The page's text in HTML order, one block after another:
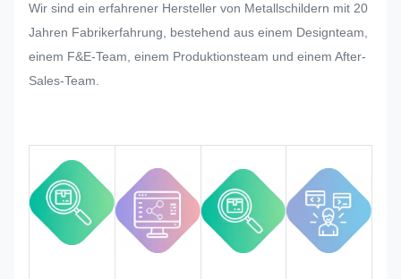
Massenproduktion des
Namensschildes, des
Metallstickers, des Metalllabels und
Wir werden die Qualität während
des gesamten Prozesses
überwachen und kontrollieren, um
sicherzustellen, dass sie den
Wir sind ein erfahrener Hersteller von Metallschildern mit 20
Jahren Fabrikerfahrung, bestehend aus einem Designteam,
einem F&E-Team, einem Produktionsteam und einem After-
Sales-Team.